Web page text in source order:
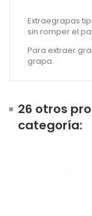
Extraegrapas
sin romper el
Para extraer
grapa.
26 otros
categoría: